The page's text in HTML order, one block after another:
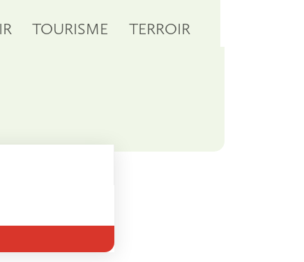
TOURISME TERROIR